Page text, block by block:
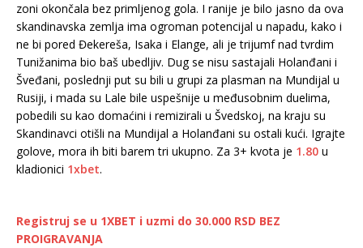
zoni okončala bez primljenog gola. I ranije je bilo jasno da ova
skandinavska zemlja ima ogroman potencijal u napadu, kako i
ne bi pored Đekereša, Isaka i Elange, ali je trijumf nad tvrdim
Tunižanima bio baš ubedljiv. Dug se nisu sastajali Holanđani i
Šveđani, poslednji put su bili u grupi za plasman na Mundijal u
Rusiji, i mada su Lale bile uspešnije u međusobnim duelima,
pobedili su kao domaćini i remizirali u Švedskoj, na kraju su
Skandinavci otišli na Mundijal a Holanđani su ostali kući. Igrajte
golove, mora ih biti barem tri ukupno. Za 3+ kvota je 1.80 u
kladionici 1xbet.
Registruj se u 1XBET i uzmi do 30.000 RSD BEZ
PROIGRAVANJA